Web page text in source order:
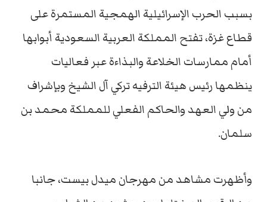
بسبب الحرب الإسرائيلية الهمجية المستمرة على
قطاع غزة، تفتح المملكة العربية السعودية أبوابها
أمام ممارسات الخلاعة والبذاءة عبر فعاليات
ينظمها رئيس هيئة الترفيه تركي آل الشيخ وبإشراف
من ولي العهد والحاكم الفعلي للمملكة محمد بن
سلمان.
وأظهرت مشاهد من مهرجان ميدل بيست، جانبا